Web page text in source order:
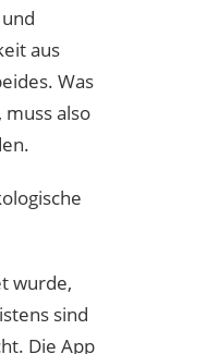
aus
Was
also
wurde,
sind
Die App